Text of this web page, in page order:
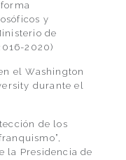
y
de
2020)
el Washington
durante el
de los
la Presidencia de